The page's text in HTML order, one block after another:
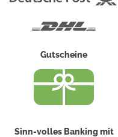
Gutscheine
Sinn-volles Banking mit